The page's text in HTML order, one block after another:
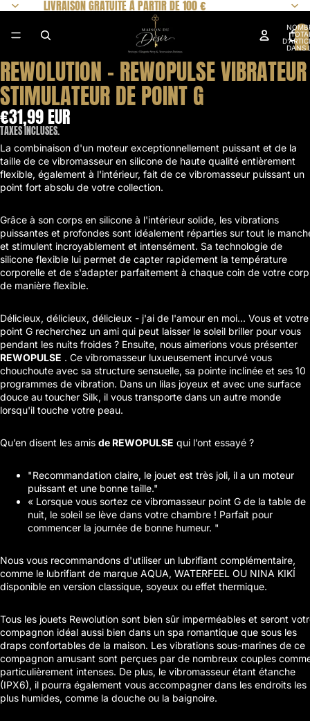
LIVRAISON GRATUITE À PARTIR DE 100 €
DANS
OUVRIR
L’IMAGE
EN
PLEIN
ÉCRAN
OUVRIR
L’IMAGE
EN
PLEIN
ÉCRAN
OUVRIR
L’IMAGE
EN
PLEIN
ÉCRAN
OUVRIR
L’IMAGE
EN
PLEIN
ÉCRAN
OUVRIR
L’IMAGE
EN
PLEIN
ÉCRAN
OUVRIR
L’IMAGE
EN
PLEIN
ÉCRAN
OUVRIR
L’IMAGE
EN
PLEIN
ÉCRAN
OUVRIR
L’IMAGE
EN
PLEIN
ÉCRAN
OUVRIR
L’IMAGE
EN
PLEIN
ÉCRAN
OUVRIR
L’IMAGE
EN
PLEIN
ÉCRAN
OUVRIR
L’IMAGE
EN
PLEIN
ÉCRAN
OUVRIR
L’IMAGE
EN
PLEIN
ÉCRAN
OUVRIR
L’IMAGE
EN
PLEIN
ÉCRAN
OUVRIR
L’IMAGE
EN
PLEIN
ÉCRAN
REWOLUTION - REWOPULSE
STIMULATEUR DE POINT G
€31,99 EUR
TAXES INCLUSES.
La combinaison d'un moteur exceptionnellement puissant et de la
taille de ce vibromasseur en silicone de haute qualité entièrement
flexible, également à l'intérieur, fait de ce vibromasseur puissant un
point fort absolu de votre collection.
Grâce à son corps en silicone à l'intérieur solide, les vibrations
puissantes et profondes sont idéalement réparties sur tout le
et stimulent incroyablement et intensément. Sa technologie de
silicone flexible lui permet de capter rapidement la température
corporelle et de s'adapter parfaitement à chaque coin de votre
de manière flexible.
Délicieux, délicieux, délicieux - j'ai de l'amour en moi... Vous et votre
point G recherchez un ami qui peut laisser le soleil briller pour vous
pendant les nuits froides ? Ensuite, nous aimerions vous présenter
REWOPULSE . Ce vibromasseur luxueusement incurvé vous
chouchoute avec sa structure sensuelle, sa pointe inclinée et ses 10
programmes de vibration. Dans un lilas joyeux et avec une surface
douce au toucher Silk, il vous transporte dans un autre monde
lorsqu'il touche votre peau.
Qu’en disent les amis de REWOPULSE qui l’ont essayé ?
"Recommandation claire, le jouet est très joli, il a un moteur
puissant et une bonne taille."
« Lorsque vous sortez ce vibromasseur point G de la table de
nuit, le soleil se lève dans votre chambre ! Parfait pour
commencer la journée de bonne humeur. "
Nous vous recommandons d'utiliser un lubrifiant complémentaire,
comme le lubrifiant de marque AQUA, WATERFEEL OU NINA KIKÍ
disponible en version classique, soyeux ou effet thermique.
Tous les jouets Rewolution sont bien sûr imperméables et seront
compagnon idéal aussi bien dans un spa romantique que sous les
draps confortables de la maison. Les vibrations sous-marines de ce
compagnon amusant sont perçues par de nombreux couples
particulièrement intenses. De plus, le vibromasseur étant étanche
(IPX6), il pourra également vous accompagner dans les endroits les
plus humides, comme la douche ou la baignoire.